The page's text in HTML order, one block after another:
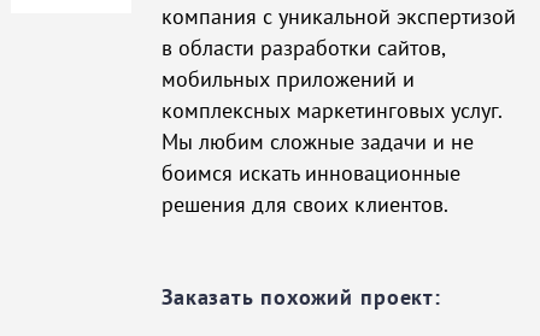
компания с уникальной экспертизой
в области разработки сайтов,
мобильных приложений и
комплексных маркетинговых услуг.
Мы любим сложные задачи и не
боимся искать инновационные
решения для своих клиентов.
Заказать похожий проект: